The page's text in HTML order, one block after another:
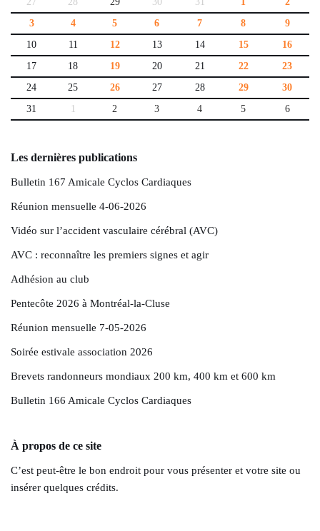
3
4 5 6 7 8
9
10
11 12 13 14 15
16
17
18 19 20 21 22
23
24
25 26 27 28 29
30
31
1 2 3 4 5 6
Les dernières publications
Bulletin 167 Amicale Cyclos Cardiaques
Réunion mensuelle 4-06-2026
Vidéo sur l’accident vasculaire cérébral (AVC)
AVC : reconnaître les premiers signes et agir
Adhésion au club
Pentecôte 2026 à Montréal-la-Cluse
Réunion mensuelle 7-05-2026
Soirée estivale association 2026
Brevets randonneurs mondiaux 200 km, 400 km et 600 km
Bulletin 166 Amicale Cyclos Cardiaques
À propos de ce site
C’est peut-être le bon endroit pour vous présenter et votre site ou
insérer quelques crédits.